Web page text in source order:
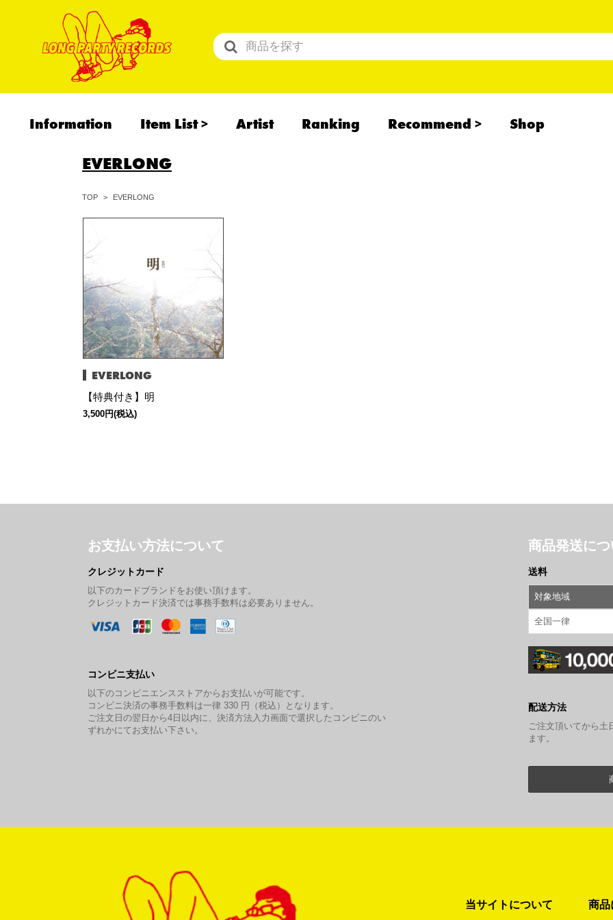
Information Item List
Recommend
予約商品
Artist Ranking Recommend Shop
EVERLONG
TOP EVERLONG
EVERLONG
【特典付き】明
3,500円(税込)
お支払い方法について
クレジットカード
以下のカードブランドをお使い頂けます。
クレジットカード決済では事務手数料は必要ありません。
コンビニ支払い
以下のコンビニエンスストアからお支払いが可能です。
コンビニ決済の事務手数料は一律 330 円（税込）となります。
ご注文日の翌日から4日以内に、決済方法入力画面で選択したコンビニのい
ずれかにてお支払い下さい。
商品発送につ
送料
対象地域
全国一律
配送方法
ご注文頂いてから土
ます。
当サイトについて 商品